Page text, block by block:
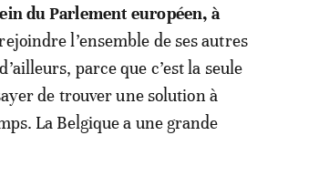
du Parlement européen, à
l’ensemble de ses autres
parce que c’est la seule
de trouver une solution à
La Belgique a une grande